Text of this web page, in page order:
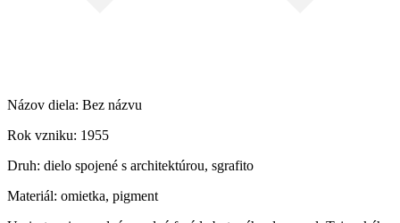
Názov diela: Bez názvu
Rok vzniku: 1955
Druh: dielo spojené s architektúrou, sgrafito
Materiál: omietka, pigment